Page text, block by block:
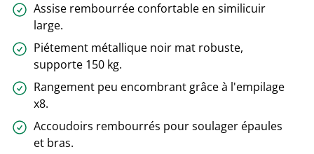
Assise rembourrée confortable en similicuir
large.
Piétement métallique noir mat robuste,
supporte 150 kg.
Rangement peu encombrant grâce à l'empilage
x8.
Accoudoirs rembourrés pour soulager épaules
et bras.